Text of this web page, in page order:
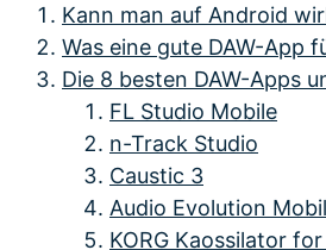
Kann man auf Android
Was eine gute DAW-App
Die 8 besten DAW-Apps
FL Studio Mobile
n-Track Studio
Caustic 3
Audio Evolution
KORG Kaossilator